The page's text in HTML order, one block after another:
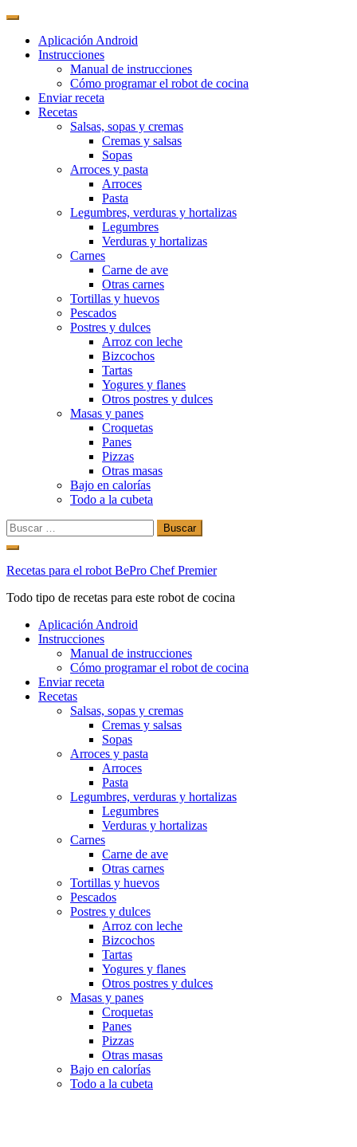
Aplicación Android
Instrucciones
Manual de instrucciones
Cómo programar el robot de cocina
Enviar receta
Recetas
Salsas, sopas y cremas
Cremas y salsas
Sopas
Arroces y pasta
Arroces
Pasta
Legumbres, verduras y hortalizas
Legumbres
Verduras y hortalizas
Carnes
Carne de ave
Otras carnes
Tortillas y huevos
Pescados
Postres y dulces
Arroz con leche
Bizcochos
Tartas
Yogures y flanes
Otros postres y dulces
Masas y panes
Croquetas
Panes
Pizzas
Otras masas
Bajo en calorías
Todo a la cubeta
Buscar:
Ir
contenido
Recetas para el robot BePro Chef Premier
Todo tipo de recetas para este robot de cocina
Aplicación Android
Instrucciones
Manual de instrucciones
Cómo programar el robot de cocina
Enviar receta
Recetas
Salsas, sopas y cremas
Cremas y salsas
Sopas
Arroces y pasta
Arroces
Pasta
Legumbres, verduras y hortalizas
Legumbres
Verduras y hortalizas
Carnes
Carne de ave
Otras carnes
Tortillas y huevos
Pescados
Postres y dulces
Arroz con leche
Bizcochos
Tartas
Yogures y flanes
Otros postres y dulces
Masas y panes
Croquetas
Panes
Pizzas
Otras masas
Bajo en calorías
Todo a la cubeta